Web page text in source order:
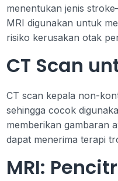
menentukan jenis
MRI digunakan untuk
risiko kerusakan otak
CT Scan
CT scan kepala non-
sehingga cocok
memberikan gambaran
dapat menerima terapi
MRI: